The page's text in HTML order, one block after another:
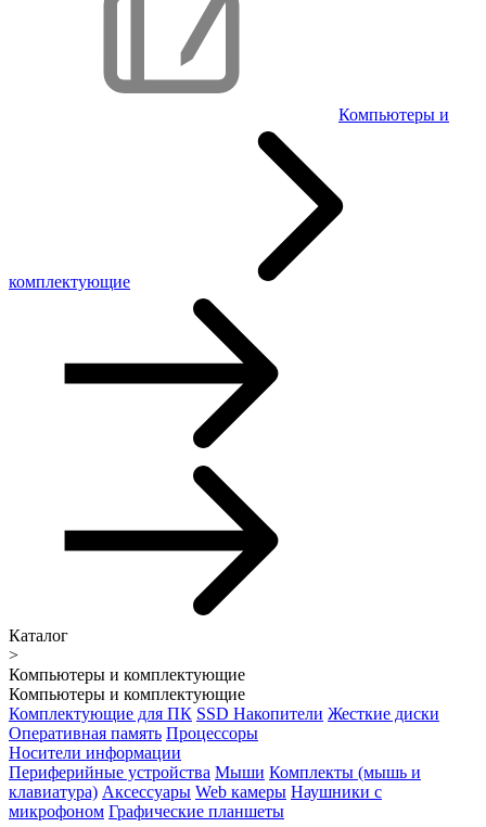
Компьютеры и
комплектующие
Каталог
>
Компьютеры и комплектующие
Компьютеры и комплектующие
Комплектующие для ПК SSD Накопители Жесткие диски
Оперативная память Процессоры
Носители информации
Периферийные устройства Мыши Комплекты (мышь и
клавиатура) Аксессуары Web камеры Наушники с
микрофоном Графические планшеты